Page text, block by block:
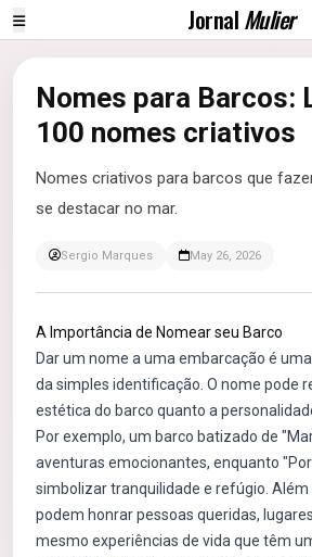
JornalMulier
Nomes para Barcos:
100 nomes criativos
Nomes criativos para barcos que
se destacar no mar.
Sergio Marques May 26, 2026
A Importância de Nomear seu Barco
Dar um nome a uma embarcação é
da simples identificação. O nome pode
estética do barco quanto a
Por exemplo, um barco batizado de
aventuras emocionantes, enquanto
simbolizar tranquilidade e refúgio. Além
podem honrar pessoas queridas,
mesmo experiências de vida que têm